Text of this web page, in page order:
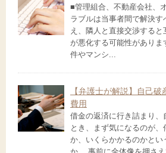
■管理組合、不動産会社、
ラブルは当事者間で解決
え、隣人と直接交渉する
が悪化する可能性があり
件やマンシ...
【弁護士が解説】自己
費用
借金の返済に行き詰まり
とき、まず気になるのが
か、いくらかかるのかとい